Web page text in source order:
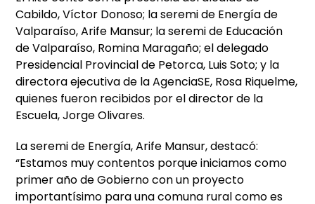
Cabildo, Víctor Donoso; la seremi de Energía de
Valparaíso, Arife Mansur; la seremi de Educación
de Valparaíso, Romina Maragaño; el delegado
Presidencial Provincial de Petorca, Luis Soto; y la
directora ejecutiva de la AgenciaSE, Rosa Riquelme,
quienes fueron recibidos por el director de la
Escuela, Jorge Olivares.
La seremi de Energía, Arife Mansur, destacó:
“Estamos muy contentos porque iniciamos como
primer año de Gobierno con un proyecto
importantísimo para una comuna rural como es